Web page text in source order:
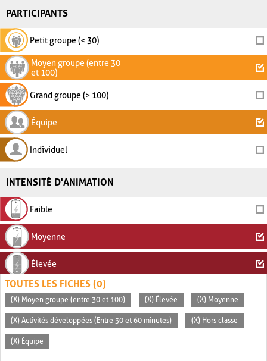
PARTICIPANTS
Petit groupe (< 30)
Moyen groupe (entre 30
et 100)
Grand groupe (> 100)
Équipe
Individuel
INTENSITÉ D'ANIMATION
Faible
Moyenne
Élevée
TOUTES LES FICHES (0)
(X) Moyen groupe (entre 30 et 100) (X) Élevée (X) Moyenne
(X) Activités développées (Entre 30 et 60 minutes) (X) Hors classe
(X) Équipe